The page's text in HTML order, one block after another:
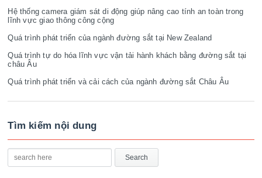
Hệ thống camera giám sát di động giúp nâng cao tính an toàn trong
lĩnh vực giao thông công cộng
Quá trình phát triển của ngành đường sắt tại New Zealand
Quá trình tự do hóa lĩnh vực vận tải hành khách bằng đường sắt tại
châu Âu
Quá trình phát triển và cải cách của ngành đường sắt Châu Âu
Tìm kiếm nội dung